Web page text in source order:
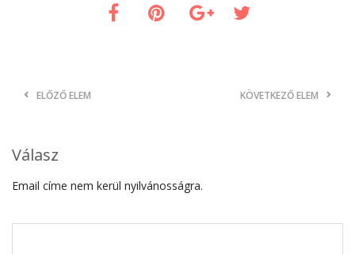
ELŐZŐ ELEM KÖVETKEZŐ ELEM
Válasz
Email címe nem kerül nyilvánosságra.